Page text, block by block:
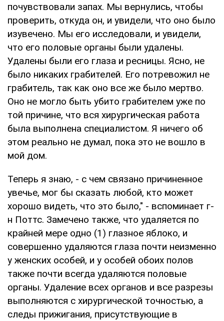
почувствовали запах. Мы вернулись, чтобы
проверить, откуда он, и увидели, что оно было
изувечено. Мы его исследовали, и увидели,
что его половые органы были удалены.
Удалены были его глаза и ресницы. Ясно, не
было никаких грабителей. Его потревожил не
грабитель, так как оно все же было мертво.
Оно не могло быть убито грабителем уже по
той причине, что вся хирургическая работа
была выполнена специалистом. Я ничего об
этом реально не думал, пока это не вошло в
мой дом.
Теперь я знаю, - с чем связано причиненное
увечье, мог бы сказать любой, кто может
хорошо видеть, что это было," - вспоминает г-
н Поттс. Замечено также, что удаляется по
крайней мере одно (1) глазное яблоко, и
совершенно удаляются глаза почти неизменно
у женских особей, и у особей обоих полов
также почти всегда удаляются половые
органы. Удаление всех органов и все разрезы
выполняются с хирургической точностью, а
следы прижигания, присутствующие в